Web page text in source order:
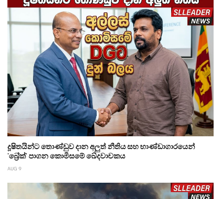
දූෂිතයින්ට තොණ්ඩුව දාන අලුත් නීතිය සහ භාණ්ඩාගාරයෙන්
'බ්‍රේක්' පාගන කොමිසමේ ඛේදවාචකය
AUG 9